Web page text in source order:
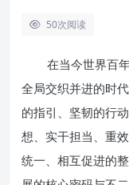
50次阅读
在当今世界百
全局交织并进的时
的指引、坚韧的行
想、实干担当、重
统一、相互促进的